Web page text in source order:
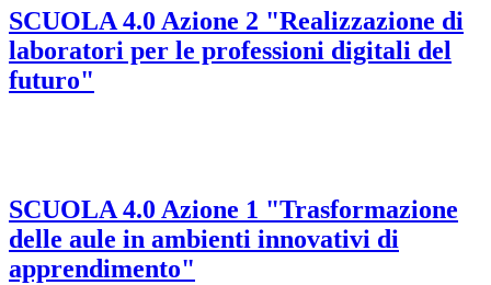
SCUOLA 4.0 Azione 2 "Realizzazione di
laboratori per le professioni digitali del
futuro"
SCUOLA 4.0 Azione 1 "Trasformazione
delle aule in ambienti innovativi di
apprendimento"